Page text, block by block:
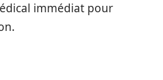
immédiat pour